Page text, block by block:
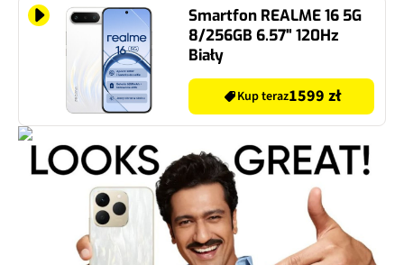
Smartfon REALME 16 5G
8/256GB 6.57" 120Hz
Biały
Kup teraz1599 zł